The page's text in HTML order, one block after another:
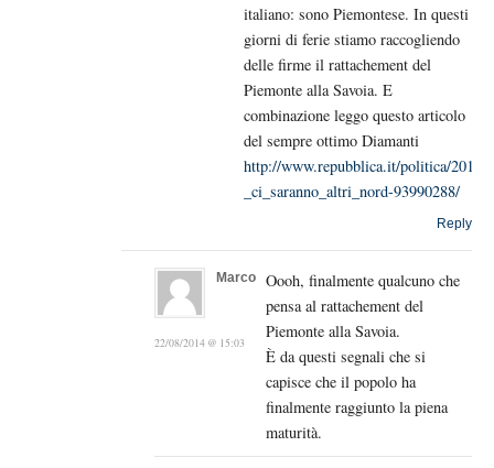
italiano: sono Piemontese. In questi
giorni di ferie stiamo raccogliendo
delle firme il rattachement del
Piemonte alla Savoia. E
combinazione leggo questo articolo
del sempre ottimo Diamanti
http://www.repubblica.it/politica/2014/
_ci_saranno_altri_nord-93990288/
Reply
Marco
22/08/2014 @ 15:03
Oooh, finalmente qualcuno che
pensa al rattachement del
Piemonte alla Savoia.
È da questi segnali che si
capisce che il popolo ha
finalmente raggiunto la piena
maturità.